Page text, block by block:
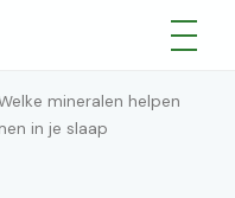
mineralen helpen
in je slaap